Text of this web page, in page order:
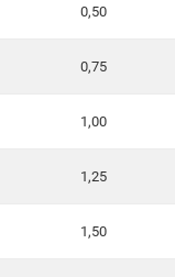
0,50
0,75
1,00
1,25
1,50